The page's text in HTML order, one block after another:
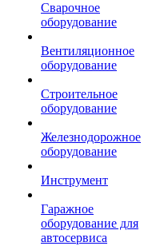
Сварочное
оборудование
Вентиляционное
оборудование
Строительное
оборудование
Железнодорожное
оборудование
Инструмент
Гаражное
оборудование для
автосервиса